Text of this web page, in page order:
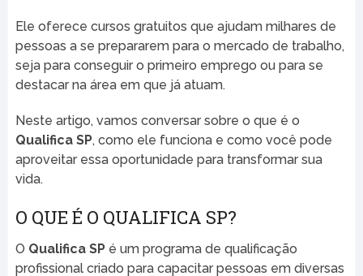
Ele oferece cursos gratuitos que ajudam milhares de
pessoas a se prepararem para o mercado de trabalho,
seja para conseguir o primeiro emprego ou para se
destacar na área em que já atuam.
Neste artigo, vamos conversar sobre o que é o
Qualifica SP, como ele funciona e como você pode
aproveitar essa oportunidade para transformar sua
vida.
O QUE É O QUALIFICA SP?
O Qualifica SPé um programa de qualificação
profissional criado para capacitar pessoas em diversas